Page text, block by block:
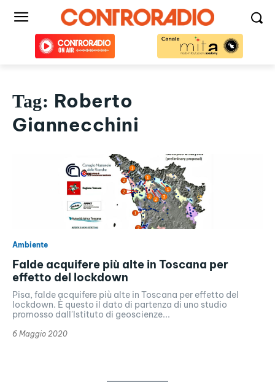
Tag: Roberto
Giannecchini
Ambiente
Falde acquifere più alte in Toscana per
effetto del lockdown
Pisa, falde acquifere più alte in Toscana per effetto del
lockdown. È questo il dato di partenza di uno studio
promosso dall'Istituto di geoscienze...
6 Maggio 2020